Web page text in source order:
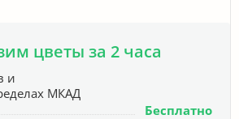
цветы за 2 часа
и
МКАД
Бесплатно